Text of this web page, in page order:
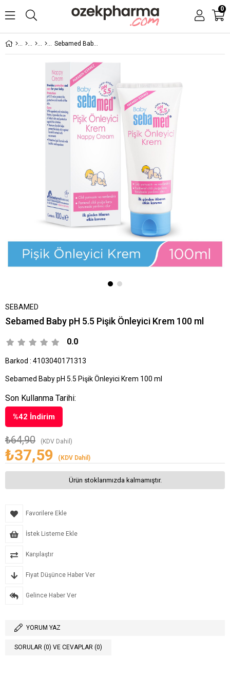
0
Sebamed Baby pH 5.5 Pişik Önleyici Krem 100 ml
SEBAMED
Sebamed Baby pH 5.5 Pişik Önleyici Krem 100 ml
0.0
Barkod : 4103040171313
Sebamed Baby pH 5.5 Pişik Önleyici Krem 100 ml
%42 İndirim
₺64,90 (KDV Dahil)
₺37,59 (KDV Dahil)
Son Kullanma Tarihi:
Ürün stoklarımızda kalmamıştır.
Favorilere Ekle
İstek Listeme Ekle
Karşılaştır
Fiyat Düşünce Haber Ver
Gelince Haber Ver
YORUM YAZ
SORULAR (0) VE CEVAPLAR (0)